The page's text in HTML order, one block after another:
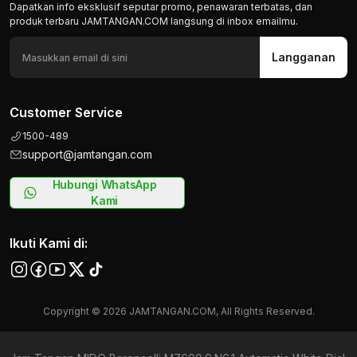
Dapatkan info eksklusif seputar promo, penawaran terbatas, dan
produk terbaru JAMTANGAN.COM langsung di inbox emailmu.
Langganan
Customer Service
1500-489
support@jamtangan.com
Hubungi WhatsApp
Kami
Ikuti Kami di:
Copyright © 2026 JAMTANGAN.COM, All Rights Reserved.